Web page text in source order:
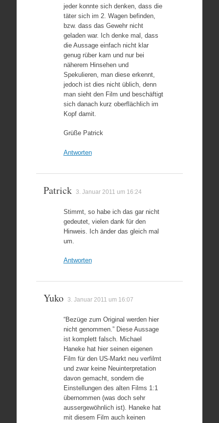
jeder konnte sich denken, dass die
täter sich im 2. Wagen befinden,
bzw. dass das Gewehr nicht
geladen war. Ich denke mal, dass
die Aussage einfach nicht klar
genug rüber kam und nur bei
näherem Hinsehen und
Spekulieren, man diese erkennt,
jedoch ist dies nicht üblich, denn
man sieht den Film und beschäftigt
sich danach kurz oberflächlich im
Kopf damit.
Grüße Patrick
Antworten
Patrick 3. Januar 2011 um 16:24
Stimmt, so habe ich das gar nicht
gedeutet, vielen dank für den
Hinweis. Ich änder das gleich mal
um.
Antworten
Yuko 3. Januar 2011 um 16:07
“Bezüge zum Original werden hier
nicht genommen.” Diese Aussage
ist komplett falsch. Michael
Haneke hat hier seinen eigenen
Film für den US-Markt neu verfilmt
und zwar keine Neuinterpretation
davon gemacht, sondern die
Einstellungen des alten Films 1:1
übernommen (was doch sehr
aussergewöhnlich ist). Haneke hat
mit diesem Film auch keinen